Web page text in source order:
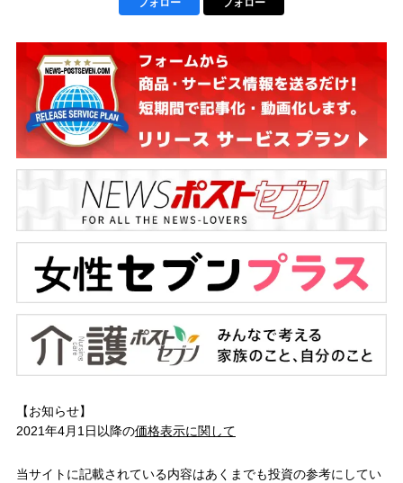
フォロー フォロー
【お知らせ】
2021年4月1日以降の価格表示に関して
当サイトに記載されている内容はあくまでも投資の参考にしてい